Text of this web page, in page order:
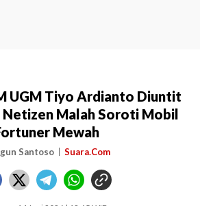
UGM Tiyo Ardianto Diuntit
Malah Soroti Mobil
Mewah
Santoso Suara.Com